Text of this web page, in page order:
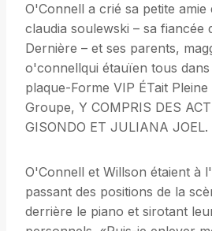
O'Connell a crié sa petite amie
claudia soulewski – sa fiancée
Dernière – et ses parents,
o'connellqui étauïen tous
plaque-Forme VIP ÉTait Pleine
Groupe, Y COMPRIS DES
GISONDO ET JULIANA JOEL.
O'Connell et Willson étaient à
passant des positions de la
derrière le piano et sirotant